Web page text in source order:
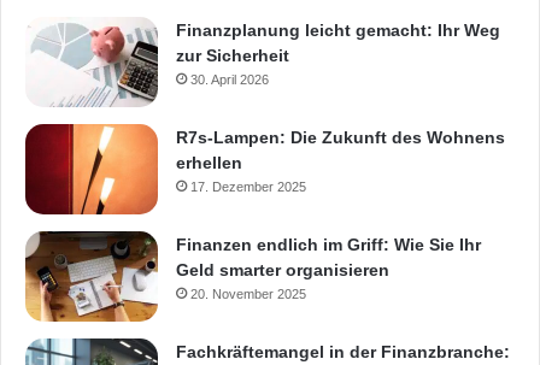
Finanzplanung leicht gemacht: Ihr Weg
zur Sicherheit
30. April 2026
R7s-Lampen: Die Zukunft des Wohnens
erhellen
17. Dezember 2025
Finanzen endlich im Griff: Wie Sie Ihr
Geld smarter organisieren
20. November 2025
Fachkräftemangel in der Finanzbranche: